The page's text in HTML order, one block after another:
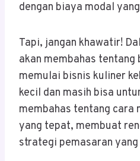
dengan biaya modal
Tapi, jangan khawatir!
akan membahas tentang
memulai bisnis kuliner
kecil dan masih bisa
membahas tentang cara
yang tepat, membuat
strategi pemasaran